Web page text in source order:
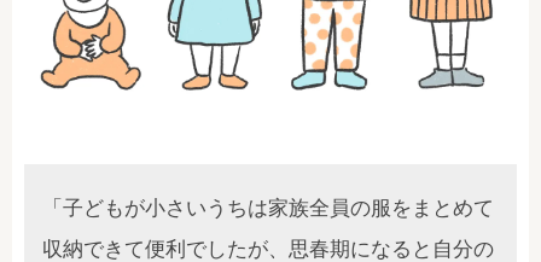
「子どもが小さいうちは家族全員の服をまとめて
収納できて便利でしたが、思春期になると自分の